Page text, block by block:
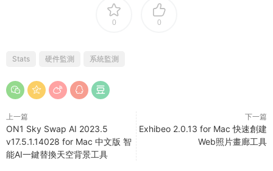
0 0
Stats 硬件監測 系統監測
上一篇
ON1 Sky Swap AI 2023.5
v17.5.1.14028 for Mac 中文版 智
能AI一鍵替換天空背景工具
下一篇
Exhibeo 2.0.13 for Mac 快速創建
Web照片畫廊工具